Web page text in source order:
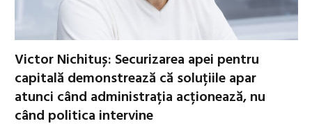
Victor Nichituș: Securizarea apei pentru
capitală demonstrează că soluțiile apar
atunci când administrația acționează, nu
când politica intervine